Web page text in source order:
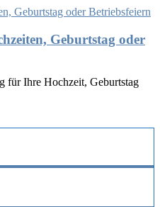
Geburtstag oder
für Ihre Hochzeit, Geburtstag